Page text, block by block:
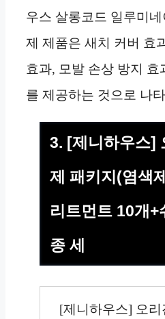
우스 살롱코드 일루미
제 제품은 새치 커버 효
효과, 모발 손상 방지
를 제공하는 것으로 나
3. [제니하우스]
제 패키지(염색
리트먼트 10개+
종 세
[제니하우스] 오리